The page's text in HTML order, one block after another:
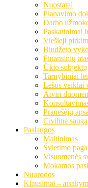
Nuostatai
Planavimo
Darbo
Paskatinimai
Viešieji
Biudžeto
Finansinių
Ūkio
Tarnybiniai
Lėšos veiklai
Atviri
Pranešėjų
Civilinė sauga
Paslaugos
Maitinimas
Švietimo
Visuomenės
Mokamos
Nuorodos
Klausimai –